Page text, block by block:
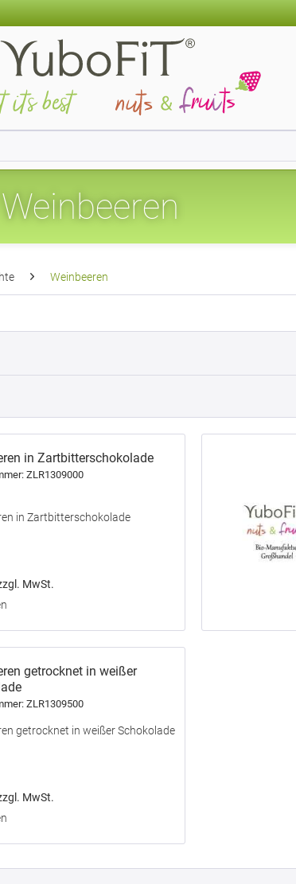
Weinbeeren
Weinbeeren
in Zartbitterschokolade
ZLR1309000
in Zartbitterschokolade
MwSt.
getrocknet in weißer
ZLR1309500
getrocknet in weißer Schokolade
MwSt.